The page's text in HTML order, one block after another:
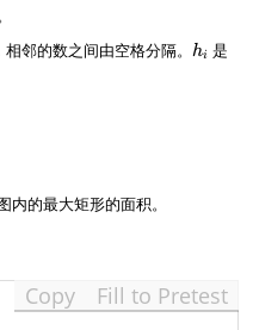
相邻的数之间由空格分隔。h
hi 是
的最大矩形的面积。
Copy Fill to Pretest